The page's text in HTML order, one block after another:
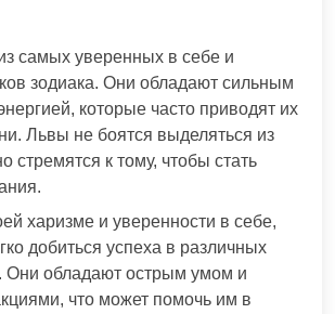
самых уверенных в себе и
зодиака. Они обладают сильным
которые часто приводят их
Львы не боятся выделяться из
стремятся к тому, чтобы стать
харизме и уверенности в себе,
добиться успеха в различных
Они обладают острым умом и
что может помочь им в